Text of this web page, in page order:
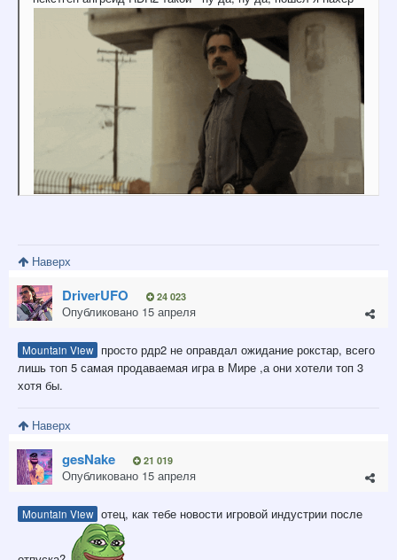
Наверх
DriverUFO 24 023
Опубликовано 15 апреля
Mountain View
просто рдр2 не оправдал ожидание рокстар, всего
лишь топ 5 самая продаваемая игра в Мире ,а они хотели топ 3
хотя бы.
Наверх
gesNake 21 019
Опубликовано 15 апреля
Mountain View отец, как тебе новости игровой индустрии после